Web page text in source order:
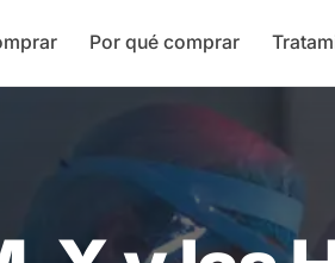
Por qué comprar